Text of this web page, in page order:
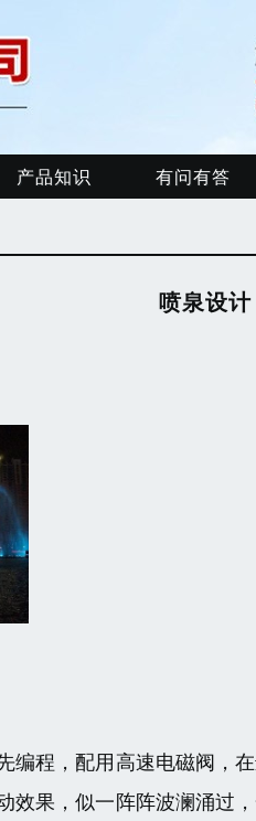
产品知识 有问有答
喷泉设计
编程，配用高速电磁阀，
效果，似一阵阵波澜涌过